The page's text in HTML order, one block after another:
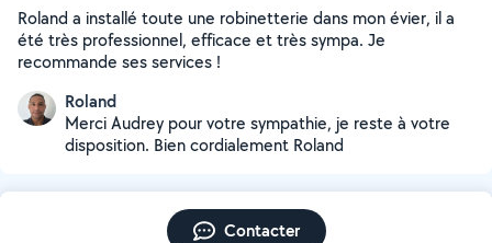
Roland a installé toute une robinetterie dans mon évier, il a
été très professionnel, efficace et très sympa. Je
recommande ses services !
Roland
Merci Audrey pour votre sympathie, je reste à votre
disposition. Bien cordialement Roland
Contacter